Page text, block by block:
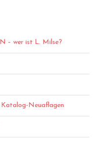
– wer ist L. Milse?
Neuaflagen